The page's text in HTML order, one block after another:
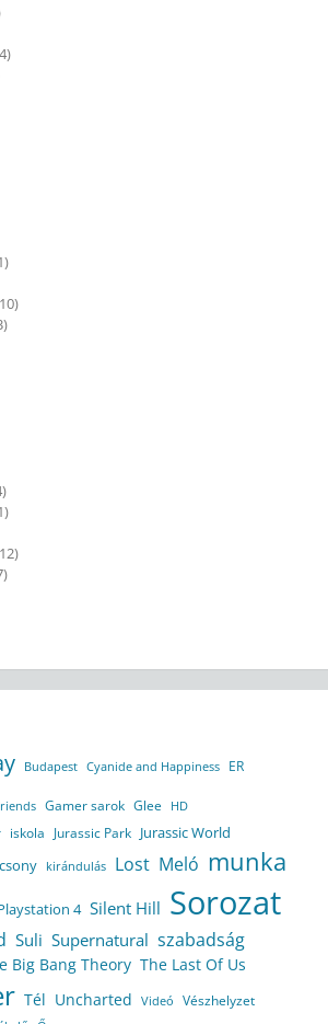
Budapest Cyanide and Happiness ER
Gamer sarok Glee HD
iskola Jurassic Park Jurassic World
kirándulás Lost Meló munka
4 Silent Hill Sorozat
Suli Supernatural szabadság
Big Bang Theory The Last Of Us
Tél Uncharted Videó Vészhelyzet